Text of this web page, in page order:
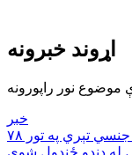
اړوند خبرونه
موضوع نور راپورونه
خبر
لاهور کې له ذهنې معلولې نجلۍ سره د جنسي تېري په تور ٧٨